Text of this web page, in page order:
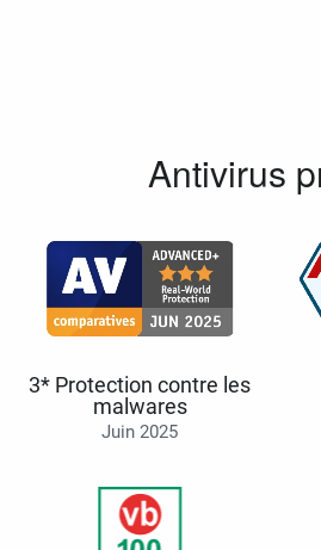
Antivirus
3* Protection contre les
malwares
Juin 2025